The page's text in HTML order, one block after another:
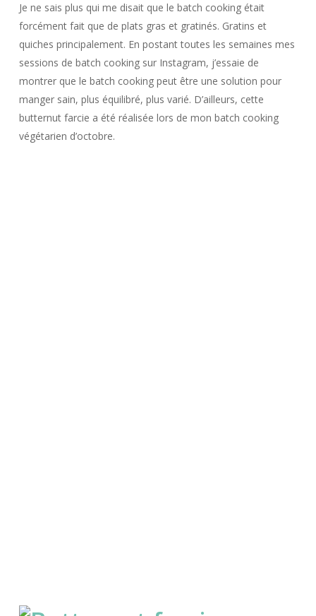
Je ne sais plus qui me disait que le batch cooking était
forcément fait que de plats gras et gratinés. Gratins et
quiches principalement. En postant toutes les semaines mes
sessions de batch cooking sur Instagram, j’essaie de
montrer que le batch cooking peut être une solution pour
manger sain, plus équilibré, plus varié. D’ailleurs, cette
butternut farcie a été réalisée lors de mon batch cooking
végétarien d’octobre.